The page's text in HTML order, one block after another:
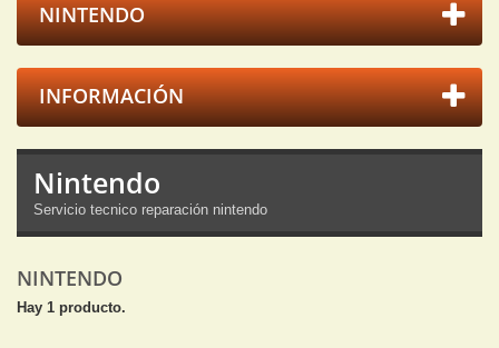
NINTENDO
INFORMACIÓN
Nintendo
Servicio tecnico reparación nintendo
NINTENDO
Hay 1 producto.